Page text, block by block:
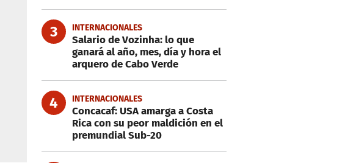
3 INTERNACIONALES
Salario de Vozinha: lo que
ganará al año, mes, día y hora el
arquero de Cabo Verde
4 INTERNACIONALES
Concacaf: USA amarga a Costa
Rica con su peor maldición en el
premundial Sub-20